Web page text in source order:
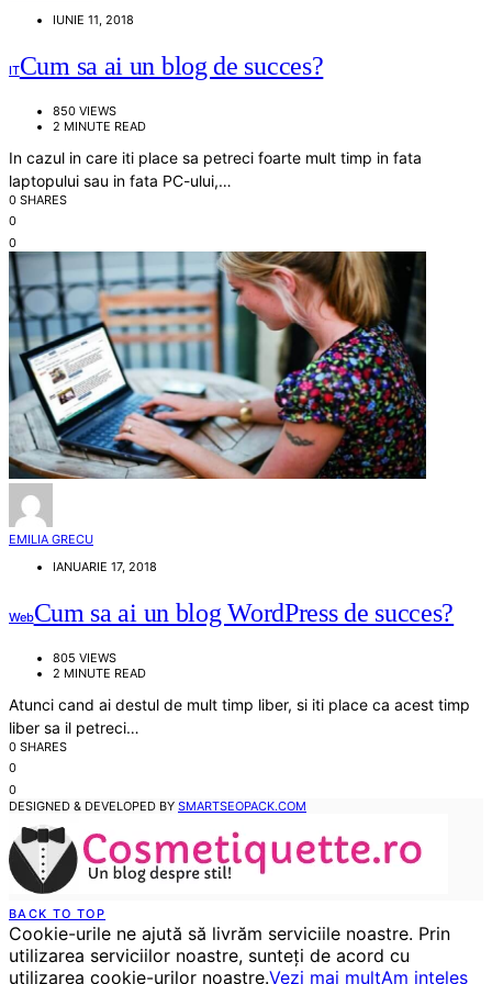
IUNIE 11, 2018
ITCum sa ai un blog de succes?
850 VIEWS
2 MINUTE READ
In cazul in care iti place sa petreci foarte mult timp in fata
laptopului sau in fata PC-ului,…
0 SHARES
0
0
EMILIA GRECU
IANUARIE 17, 2018
WebCum sa ai un blog WordPress de succes?
805 VIEWS
2 MINUTE READ
Atunci cand ai destul de mult timp liber, si iti place ca acest timp
liber sa il petreci…
0 SHARES
0
0
DESIGNED & DEVELOPED BY SMARTSEOPACK.COM
BACK TO TOP
Cookie-urile ne ajută să livrăm serviciile noastre. Prin
utilizarea serviciilor noastre, sunteți de acord cu
utilizarea cookie-urilor noastre.Vezi mai multAm inteles